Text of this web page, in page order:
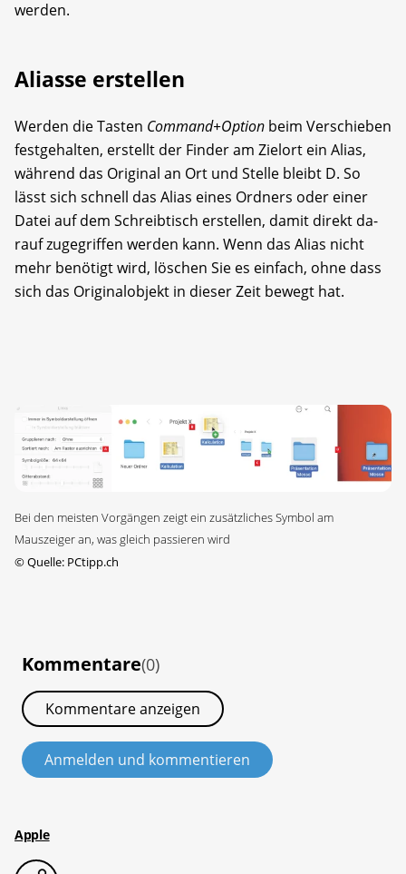
werden.
Aliasse erstellen
Werden die Tasten Command+Option beim Verschieben
festgehalten, erstellt der Finder am Zielort ein Alias,
während das Original an Ort und Stelle bleibt D. So
lässt sich schnell das Alias eines Ordners oder einer
Datei auf dem Schreibtisch erstellen, damit direkt da­
rauf zugegriffen werden kann. Wenn das Alias nicht
mehr benötigt wird, löschen Sie es einfach, ohne dass
sich das Originalobjekt in dieser Zeit bewegt hat.
Bei den meisten Vorgängen zeigt ein zusätzliches Symbol am
Mauszeiger an, was gleich passieren wird
©Quelle: PCtipp.ch
Kommentare(0)
Kommentare anzeigen
Anmelden und kommentieren
Apple